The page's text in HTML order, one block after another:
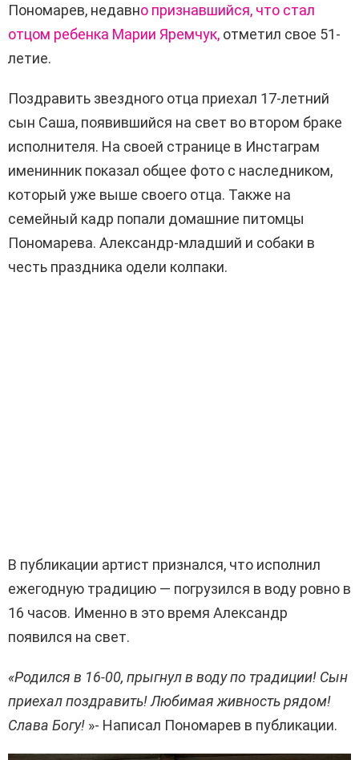
Пономарев, недавно признавшийся, что стал
отцом ребенка Марии Яремчук, отметил свое 51-
летие.
Поздравить звездного отца приехал 17-летний
сын Саша, появившийся на свет во втором браке
исполнителя. На своей странице в Инстаграм
именинник показал общее фото с наследником,
который уже выше своего отца. Также на
семейный кадр попали домашние питомцы
Пономарева. Александр-младший и собаки в
честь праздника одели колпаки.
В публикации артист признался, что исполнил
ежегодную традицию — погрузился в воду ровно в
16 часов. Именно в это время Александр
появился на свет.
«Родился в 16-00, прыгнул в воду по традиции! Сын
приехал поздравить! Любимая живность рядом!
Слава Богу! »- Написал Пономарев в публикации.